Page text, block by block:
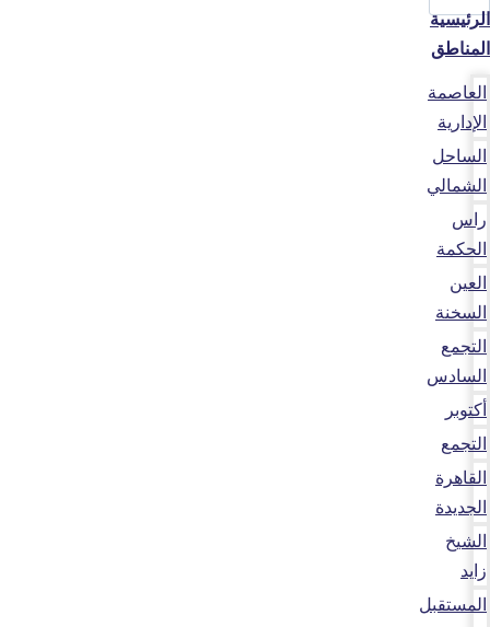
الرئيسية
المناطق
العاصمة
الإدارية
الساحل
الشمالي
راس
الحكمة
العين
السخنة
التجمع
السادس
أكتوبر
التجمع
القاهرة
الجديدة
الشيخ
زايد
المستقبل